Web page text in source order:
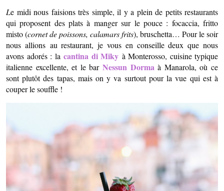
Le midi nous faisions très simple, il y a plein de petits restaurants
qui proposent des plats à manger sur le pouce : focaccia, fritto
misto (cornet de poissons, calamars frits), bruschetta… Pour le soir
nous allions au restaurant, je vous en conseille deux que nous
avons adorés : la cantina di Miky à Monterosso, cuisine typique
italienne excellente, et le bar Nessun Dormaà Manarola, où ce
sont plutôt des tapas, mais on y va surtout pour la vue qui est à
couper le souffle !